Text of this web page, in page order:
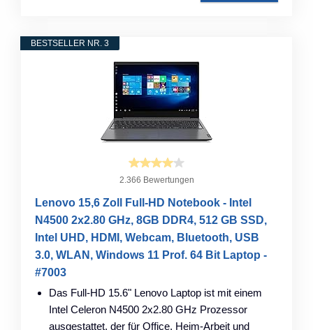
BESTSELLER NR. 3
2.366 Bewertungen
Lenovo 15,6 Zoll Full-HD Notebook - Intel
N4500 2x2.80 GHz, 8GB DDR4, 512 GB SSD,
Intel UHD, HDMI, Webcam, Bluetooth, USB
3.0, WLAN, Windows 11 Prof. 64 Bit Laptop -
#7003
Das Full-HD 15.6" Lenovo Laptop ist mit einem
Intel Celeron N4500 2x2.80 GHz Prozessor
ausgestattet, der für Office, Heim-Arbeit und